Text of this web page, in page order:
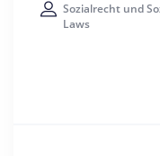
Sozialrecht und
Laws